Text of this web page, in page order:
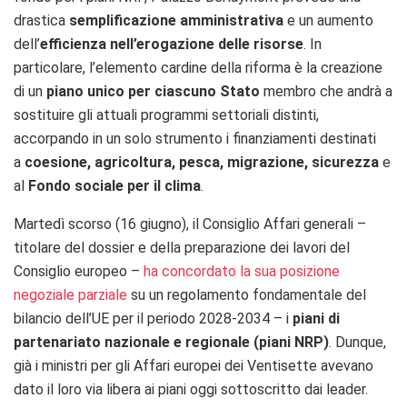
drastica semplificazione amministrativa e un aumento
dell’efficienza nell’erogazione delle risorse. In
particolare, l’elemento cardine della riforma è la creazione
di un piano unico per ciascuno Stato membro che andrà a
sostituire gli attuali programmi settoriali distinti,
accorpando in un solo strumento i finanziamenti destinati
a coesione, agricoltura, pesca, migrazione, sicurezza e
al Fondo sociale per il clima.
Martedì scorso (16 giugno), il Consiglio Affari generali –
titolare del dossier e della preparazione dei lavori del
Consiglio europeo – ha concordato la sua posizione
negoziale parziale su un regolamento fondamentale del
bilancio dell’UE per il periodo 2028-2034 – i piani di
partenariato nazionale e regionale (piani NRP). Dunque,
già i ministri per gli Affari europei dei Ventisette avevano
dato il loro via libera ai piani oggi sottoscritto dai leader.